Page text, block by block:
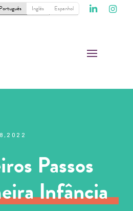
Português Inglês Espanhol
Passos
Infância